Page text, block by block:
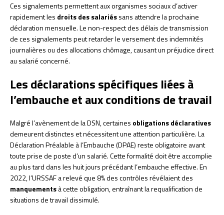
Ces signalements permettent aux organismes sociaux d’activer
rapidement les droits des salariéssans attendre la prochaine
déclaration mensuelle. Le non-respect des délais de transmission
de ces signalements peut retarder le versement des indemnités
journalières ou des allocations chômage, causant un préjudice direct
au salarié concerné.
Les déclarations spécifiques liées à
l’embauche et aux conditions de travail
Malgré l’avènement de la DSN, certaines obligations déclaratives
demeurent distinctes et nécessitent une attention particulière. La
Déclaration Préalable à l’Embauche (DPAE) reste obligatoire avant
toute prise de poste d’un salarié. Cette formalité doit être accomplie
au plus tard dans les huit jours précédant l’embauche effective. En
2022, l’URSSAF a relevé que 8% des contrôles révélaient des
manquementsà cette obligation, entraînant la requalification de
situations de travail dissimulé.